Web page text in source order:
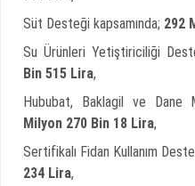
Süt Desteği kapsamında; 292
Su Ürünleri Yetiştiriciliği
Bin 515 Lira,
Hububat, Baklagil ve Dane
Milyon 270 Bin 18 Lira,
Sertifikalı Fidan Kullanım
234 Lira,